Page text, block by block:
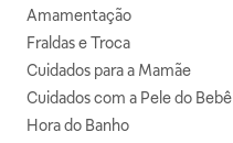
Amamentação
Fraldas e Troca
Cuidados para a Mamãe
Cuidados com a Pele do Bebê
Hora do Banho